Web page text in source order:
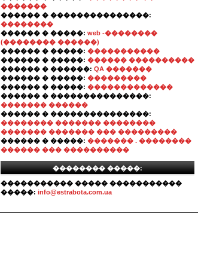
�������
������ � ���������������:
��������
������ � �����: web -��������
(�������� ������)
������ � �����: �����������
������ � �����: ������ ����������
������ � ������: QA �������
������ � �����: ���������
������ � �����: �������������
������ � ���������������:
������� ������
������ � ���������������:
�������� ������� ��������
������� ������� ��� ���������
������ � �����: ������� . ��������
������ ��� ����������
�������� �����:
����������� ����� �����������
�����: info@estrabota.com.ua